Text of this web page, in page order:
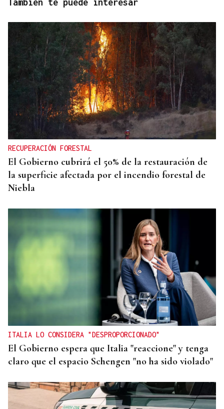
También te puede interesar
RECUPERACIÓN FORESTAL
El Gobierno cubrirá el 50% de la restauración de
la superficie afectada por el incendio forestal de
Niebla
ITALIA LO CONSIDERA "DESPROPORCIONADO"
El Gobierno espera que Italia "reaccione" y tenga
claro que el espacio Schengen "no ha sido violado"